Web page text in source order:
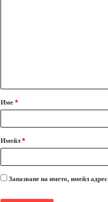
а
р
Име*
Имейл*
Запазване на името, имейл